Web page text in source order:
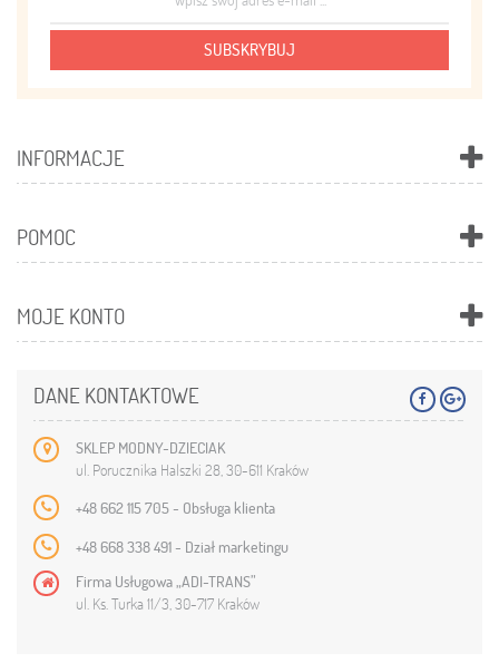
SUBSKRYBUJ
INFORMACJE
POMOC
MOJE KONTO
DANE KONTAKTOWE
SKLEP MODNY-DZIECIAK
ul. Porucznika Halszki 28, 30-611 Kraków
+48 662 115 705 - Obsługa klienta
+48 668 338 491 - Dział marketingu
Firma Usługowa „ADI-TRANS”
ul. Ks. Turka 11/3, 30-717 Kraków